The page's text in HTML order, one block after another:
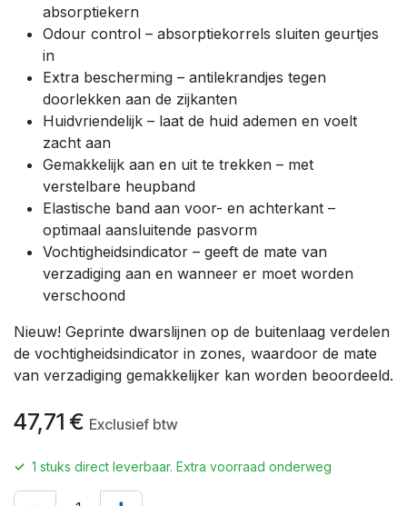
absorptiekern
Odour control – absorptiekorrels sluiten geurtjes
in
Extra bescherming – antilekrandjes tegen
doorlekken aan de zijkanten
Huidvriendelijk – laat de huid ademen en voelt
zacht aan
Gemakkelijk aan en uit te trekken – met
verstelbare heupband
Elastische band aan voor- en achterkant –
optimaal aansluitende pasvorm
Vochtigheidsindicator – geeft de mate van
verzadiging aan en wanneer er moet worden
verschoond
Nieuw! Geprinte dwarslijnen op de buitenlaag verdelen
de vochtigheidsindicator in zones, waardoor de mate
van verzadiging gemakkelijker kan worden beoordeeld.
47,71 € Exclusief btw
✓ 1 stuks direct leverbaar. Extra voorraad onderweg